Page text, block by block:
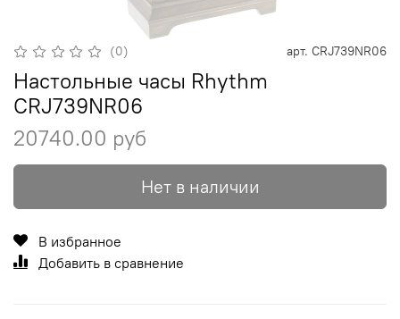
(0) арт. CRJ739NR06
Настольные часы Rhythm
CRJ739NR06
20740.00 руб
Нет в наличии
В избранное
Добавить в сравнение